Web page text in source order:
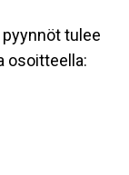
tulee
osoitteella: